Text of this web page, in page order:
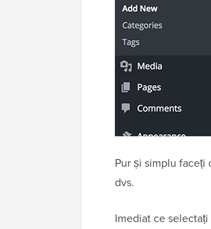
Pur și simplu
dvs.
Imediat ce